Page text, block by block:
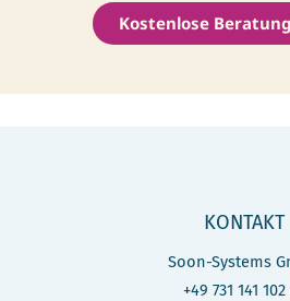
Kostenlose
KONTAKT
Soon-Systems
+49 731 141 102